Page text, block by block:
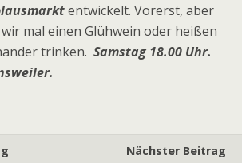
entwickelt. Vorerst, aber
mal einen Glühwein oder heißen
trinken. Samstag 18.00 Uhr.
Nächster Beitrag